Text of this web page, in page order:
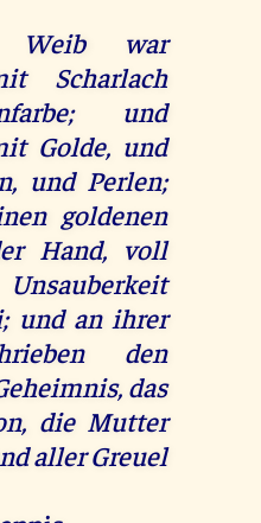
Weib war
Scharlach
und
Golde, und
und Perlen;
goldenen
Hand, voll
und an ihrer
den
das
die Mutter
aller Greuel